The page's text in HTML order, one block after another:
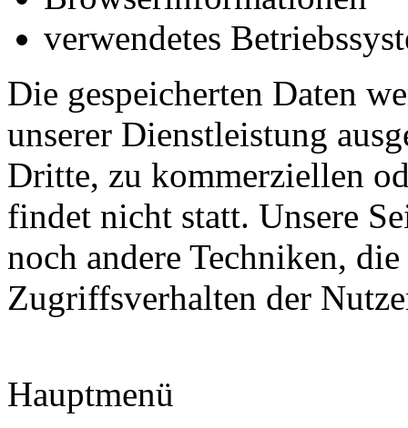
verwendetes
Die gespeicherten Daten
unserer Dienstleistung
Dritte, zu kommerziellen
findet nicht statt. Unsere
noch andere Techniken,
Zugriffsverhalten der
Hauptmenü